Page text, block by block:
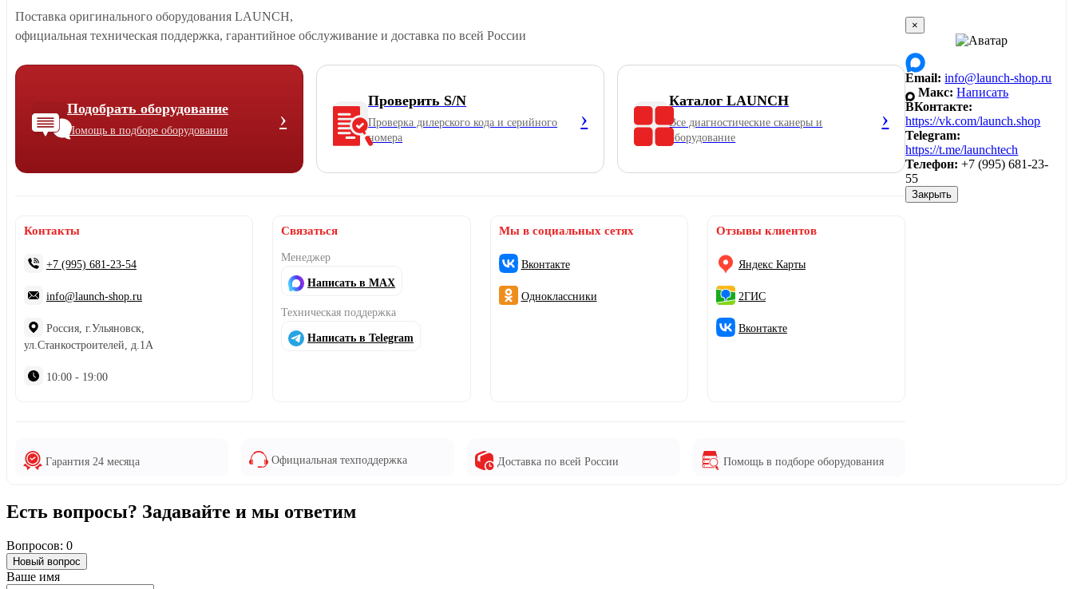
Поставка оригинального оборудования LAUNCH,
официальная техническая поддержка, гарантийное обслуживание и доставка по всей России
Подобрать оборудование
Помощь в подборе оборудования ›
Проверить S/N
Проверка дилерского кода и серийного
номера
›
Каталог LAUNCH
Все диагностические сканеры и
оборудование
›
Контакты
+7 (995) 681-23-54
info@launch-shop.ru
Россия, г.Ульяновск,
ул.Станкостроителей, д.1А
10:00 - 19:00
Связаться
Менеджер
Написать в MAX
Техническая поддержка
Написать в Telegram
Мы в социальных сетях
Вконтакте
Одноклассники
Отзывы клиентов
Яндекс Карты
2ГИС
Вконтакте
Гарантия 24 месяца Официальная техподдержка Доставка по всей России Помощь в подборе оборудования
×
Email: info@launch-shop.ru
Макс: Написать
ВКонтакте:
https://vk.com/launch.shop
Telegram:
https://t.me/launchtech
Телефон: +7 (995) 681-23-
55
Закрыть
Есть вопросы? Задавайте и мы ответим
Вопросов: 0
Новый вопрос
Ваше имя